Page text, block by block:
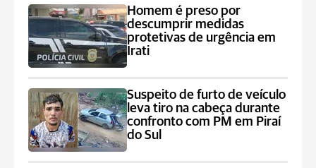
Homem é preso por
descumprir medidas
protetivas de urgência em
Irati
Suspeito de furto de veículo
leva tiro na cabeça durante
confronto com PM em Piraí
do Sul